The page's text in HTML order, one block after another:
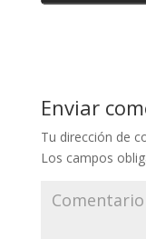
Enviar
Tu dirección de
Los campos